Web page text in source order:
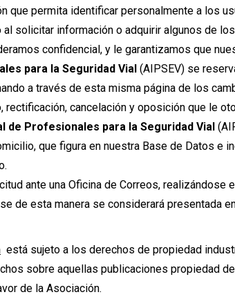
que permita identificar personalmente a los
solicitar información o adquirir algunos de
confidencial, y le garantizamos que
para la Seguridad Vial (AIPSEV) se
a través de esta misma página de los
cancelación y oposición que le
de Profesionales para la Seguridad Vial
que figura en nuestra Base de Datos e
ante una Oficina de Correos,
de esta manera se considerará presentada
está sujeto a los derechos de propiedad
sobre aquellas publicaciones propiedad de
de la Asociación.